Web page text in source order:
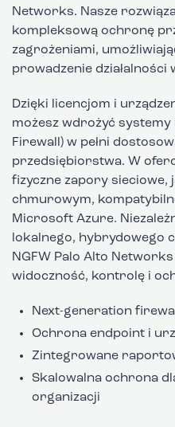
Networks. Nasze
kompleksową ochronę
zagrożeniami,
prowadzenie działalności
Dzięki licencjom i
możesz wdrożyć systemy
Firewall) w pełni
przedsiębiorstwa. W
fizyczne zapory sieciowe,
chmurowym,
Microsoft Azure.
lokalnego, hybrydowego
NGFW Palo Alto Networks
widoczność, kontrolę i
Next-generation
Ochrona endpoint i
Zintegrowane
Skalowalna ochrona
organizacji